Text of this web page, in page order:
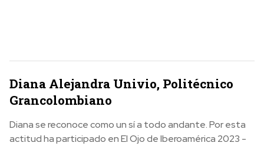
Diana Alejandra Univio, Politécnico
Grancolombiano
Diana se reconoce como un sí a todo andante. Por esta
actitud ha participado en El Ojo de Iberoamérica 2023 -